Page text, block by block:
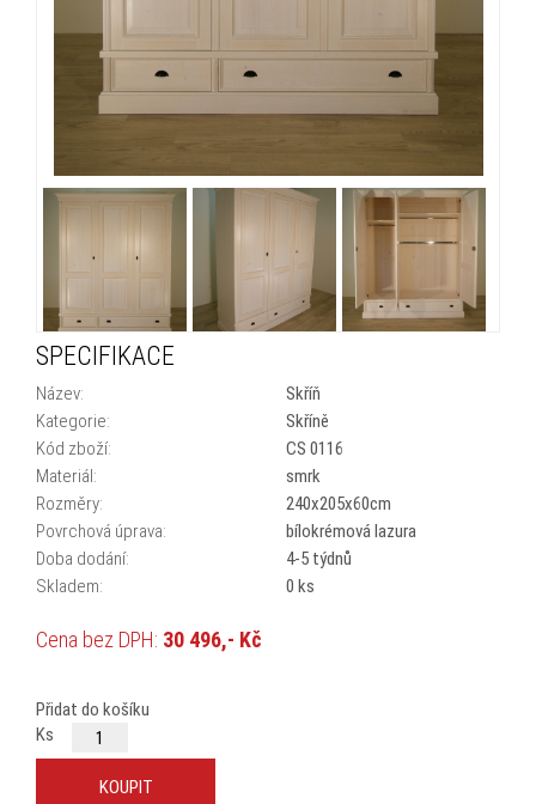
SPECIFIKACE
Název:
Skříň
Kategorie:
Skříně
Kód zboží:
CS 0116
Materiál:
smrk
Rozměry:
240x205x60cm
Povrchová úprava:
bílokrémová lazura
Doba dodání:
4-5 týdnů
Skladem:
0 ks
Cena bez DPH: 30 496,- Kč
Přidat do košíku
Ks